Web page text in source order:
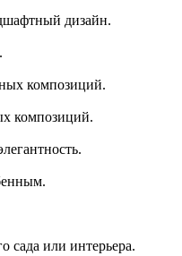
дизайн.
композиций.
композиций.
сада или интерьера.